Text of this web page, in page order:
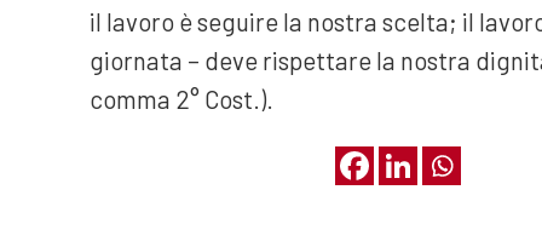
il lavoro è seguire la nostra scelta; il
giornata – deve rispettare la nostra
comma 2° Cost.).